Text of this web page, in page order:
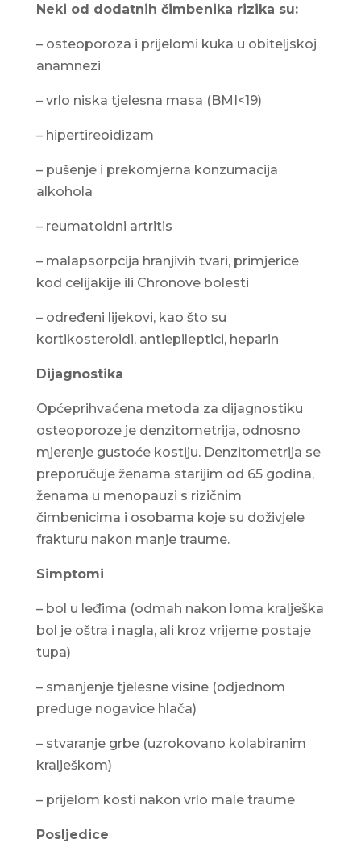
Neki od dodatnih čimbenika rizika su:
– osteoporoza i prijelomi kuka u obiteljskoj
anamnezi
– vrlo niska tjelesna masa (BMI<19)
– hipertireoidizam
– pušenje i prekomjerna konzumacija
alkohola
– reumatoidni artritis
– malapsorpcija hranjivih tvari, primjerice
kod celijakije ili Chronove bolesti
– određeni lijekovi, kao što su
kortikosteroidi, antiepileptici, heparin
Dijagnostika
Općeprihvaćena metoda za dijagnostiku
osteoporoze je denzitometrija, odnosno
mjerenje gustoće kostiju. Denzitometrija se
preporučuje ženama starijim od 65 godina,
ženama u menopauzi s rizičnim
čimbenicima i osobama koje su doživjele
frakturu nakon manje traume.
Simptomi
– bol u leđima (odmah nakon loma kralješka
bol je oštra i nagla, ali kroz vrijeme postaje
tupa)
– smanjenje tjelesne visine (odjednom
preduge nogavice hlača)
– stvaranje grbe (uzrokovano kolabiranim
kralješkom)
– prijelom kosti nakon vrlo male traume
Posljedice